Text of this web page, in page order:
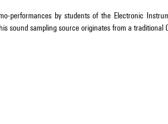
performances by students of the Electronic
sound sampling source originates from a traditional